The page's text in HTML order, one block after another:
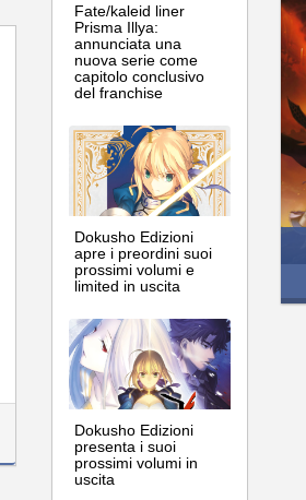
Fate/kaleid liner
Prisma Illya:
annunciata una
nuova serie come
capitolo conclusivo
del franchise
Dokusho Edizioni
apre i preordini suoi
prossimi volumi e
limited in uscita
Dokusho Edizioni
presenta i suoi
prossimi volumi in
uscita